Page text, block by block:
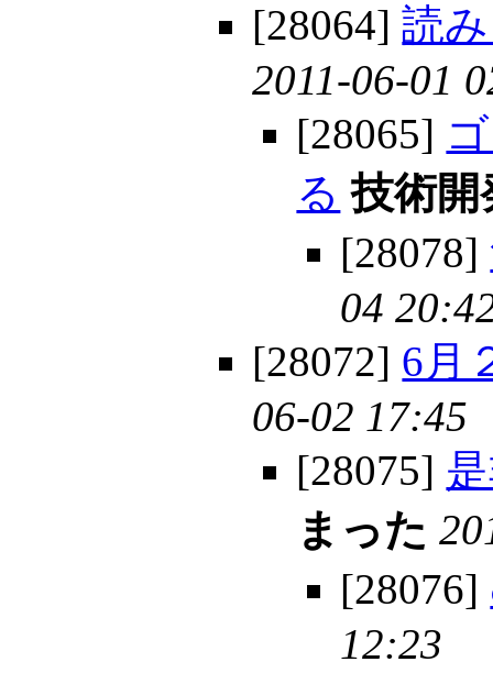
[28064]読
2011-06-01
[28065]
る 技術開
[28078]
04
[28072] 6月
06-02 17:45
[28075]
まった
[28076]
12:23